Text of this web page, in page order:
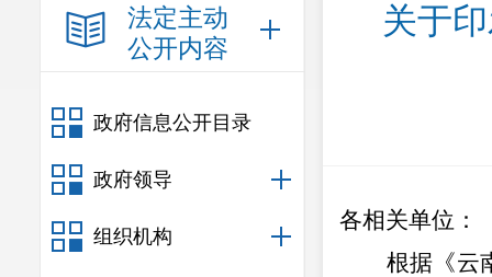
法定主动
公开内容
政府信息公开目录
政府领导
组织机构
关于
各相关单位 ：
根据《云